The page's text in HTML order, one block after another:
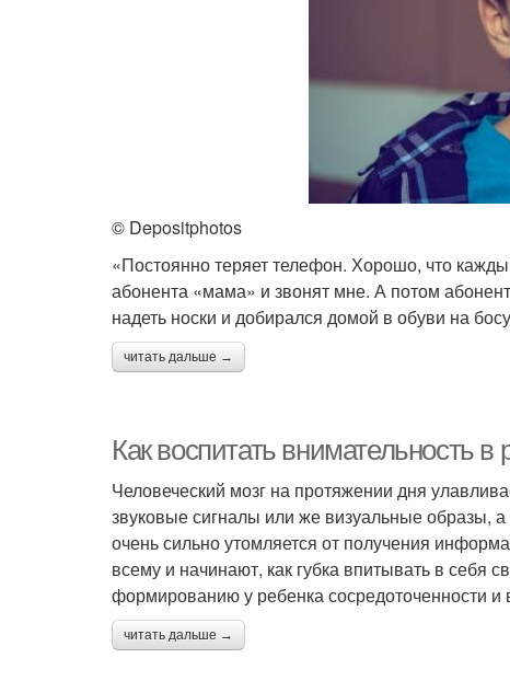
© Depositphotos
«Постоянно теряет телефон. Хорошо, что
абонента «мама» и звонят мне. А потом
надеть носки и добирался домой в обуви на
читать дальше →
Как воспитать внимательность
Человеческий мозг на протяжении дня
звуковые сигналы или же визуальные образы,
очень сильно утомляется от получения
всему и начинают, как губка впитывать в
формированию у ребенка сосредоточенности и
читать дальше →